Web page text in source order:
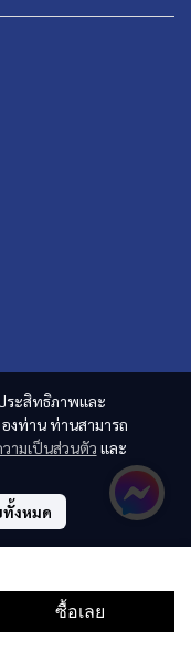
ซื้อเลย
ระสิทธิภาพและ
งท่าน ท่านสามารถ
ามเป็นส่วนตัว และ
งหมด